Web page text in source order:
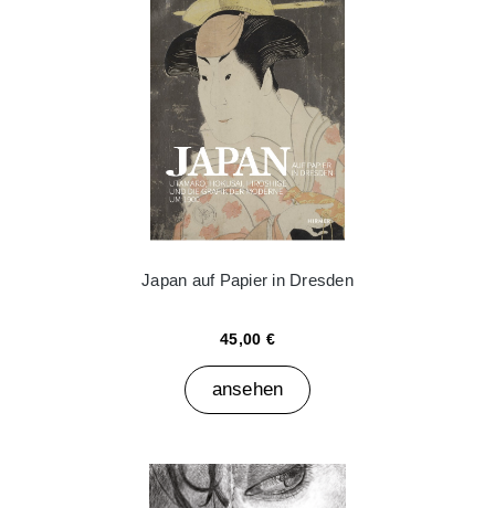
Japan auf Papier in Dresden
45,00 €
ansehen